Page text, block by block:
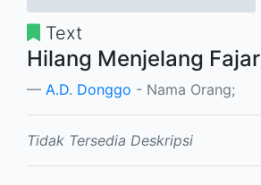
Text
Hilang Menjelang Fajar
A.D. Donggo - Nama Orang;
Tidak Tersedia Deskripsi